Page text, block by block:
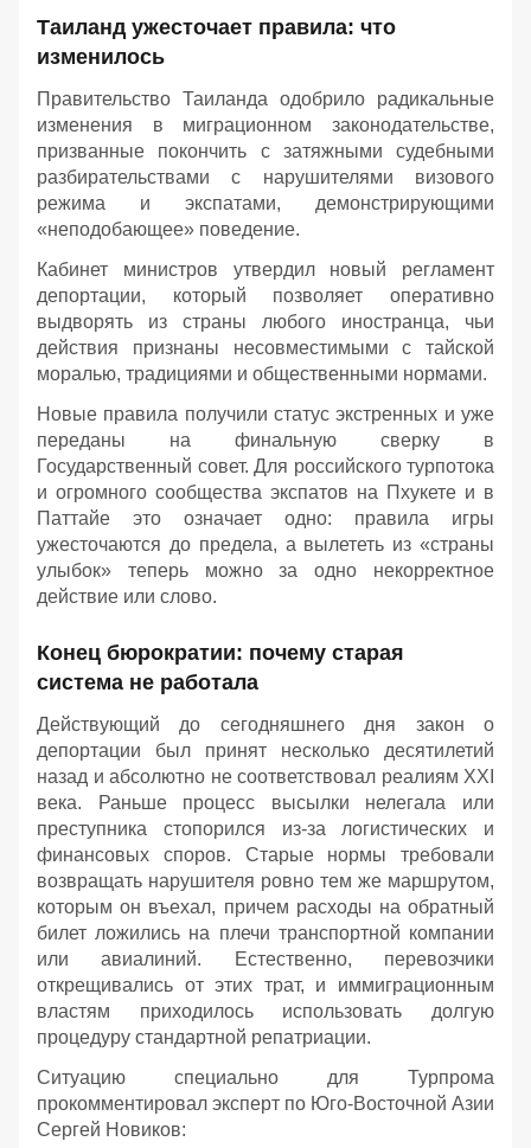
Таиланд ужесточает правила: что
изменилось
Правительство Таиланда одобрило радикальные
изменения в миграционном законодательстве,
призванные покончить с затяжными судебными
разбирательствами с нарушителями визового
режима и экспатами, демонстрирующими
«неподобающее» поведение.
Кабинет министров утвердил новый регламент
депортации, который позволяет оперативно
выдворять из страны любого иностранца, чьи
действия признаны несовместимыми с тайской
моралью, традициями и общественными нормами.
Новые правила получили статус экстренных и уже
переданы на финальную сверку в
Государственный совет. Для российского турпотока
и огромного сообщества экспатов на Пхукете и в
Паттайе это означает одно: правила игры
ужесточаются до предела, а вылететь из «страны
улыбок» теперь можно за одно некорректное
действие или слово.
Конец бюрократии: почему старая
система не работала
Действующий до сегодняшнего дня закон о
депортации был принят несколько десятилетий
назад и абсолютно не соответствовал реалиям XXI
века. Раньше процесс высылки нелегала или
преступника стопорился из-за логистических и
финансовых споров. Старые нормы требовали
возвращать нарушителя ровно тем же маршрутом,
которым он въехал, причем расходы на обратный
билет ложились на плечи транспортной компании
или авиалиний. Естественно, перевозчики
открещивались от этих трат, и иммиграционным
властям приходилось использовать долгую
процедуру стандартной репатриации.
Ситуацию специально для Турпрома
прокомментировал эксперт по Юго-Восточной Азии
Сергей Новиков: